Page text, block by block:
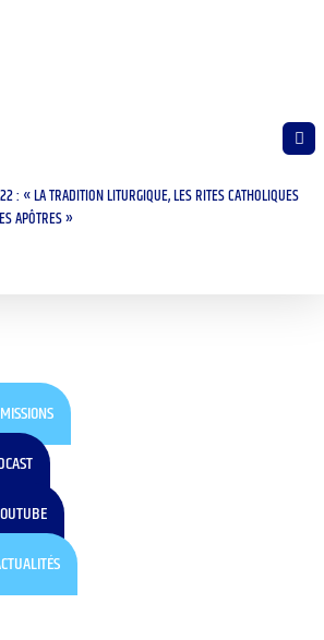
: « LA TRADITION LITURGIQUE, LES RITES CATHOLIQUES
APÔTRES »